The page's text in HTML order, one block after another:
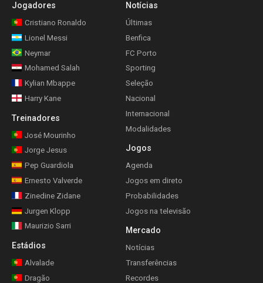
Jogadores
Cristiano Ronaldo
Lionel Messi
Neymar
Mohamed Salah
Kylian Mbappe
Harry Kane
Treinadores
José Mourinho
Jorge Jesus
Pep Guardiola
Ernesto Valverde
Zinedine Zidane
Jurgen Klopp
Maurizio Sarri
Estádios
Alvalade
Dragão
Notícias
Últimas
Benfica
FC Porto
Sporting
Seleção
Nacional
Internacional
Modalidades
Jogos
Agenda
Jogos em direto
Probabilidades
Jogos na televisão
Mercado
Notícias
Transferências
Recordes